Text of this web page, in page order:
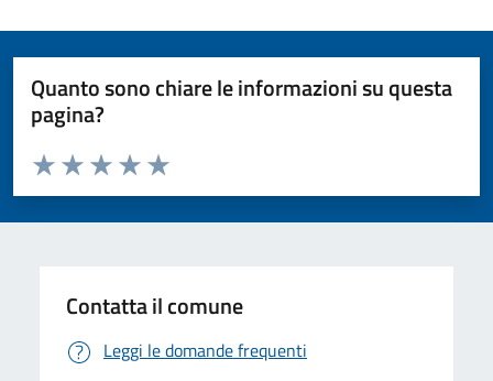
Quanto sono chiare le informazioni su questa
pagina?
Valuta da 1 a 5 stelle la pagina
Valuta 5 stelle su 5
Valuta 4 stelle su 5
Valuta 3 stelle su 5
Valuta 2 stelle su 5
Valuta 1 stelle su 5
Contatta il comune
Leggi le domande frequenti